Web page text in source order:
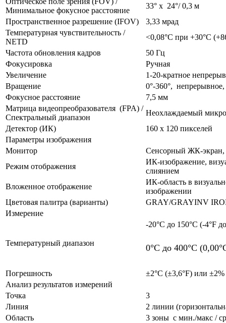
Минимальное фокусное расстояние
33° x 24°/ 0,3 м
Пространственное разрешение (IFOV)
3,33 мрад
Температурная чувствительность /
NETD
<0,08°C при +30°C
Частота обновления кадров
50 Гц
Фокусировка
Ручная
Увеличение
1-20-кратное
Вращение
0°-360°,
Фокусное расстояние
7,5 мм
Матрица видеопреобразователя (FPA) /
Спектральный диапазон
Неохлаждаемый
Детектор (ИК)
160 x 120 пикселей
Параметры изображения
Монитор
Сенсорный ЖК-экран,
Режим отображения
ИК-изображение,
слиянием
Вложенное отображение
ИК-область в
изображении
Цветовая палитра (варианты)
GRAY/GRAYINV
Измерение
Температурный диапазон
-20°C до 150°C (-4°F
0°C до 400°C
Погрешность
±2°C (±3,6°F) или
Анализ результатов измерений
Точка
3
Линия
2 линии
Область
3 зоны с мин./макс /